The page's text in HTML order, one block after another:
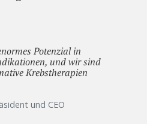
Potenzial in
und wir sind
Krebstherapien
und CEO